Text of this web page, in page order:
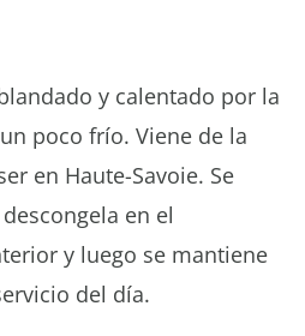
y calentado por la
poco frío. Viene de la
en Haute-Savoie. Se
en el
y luego se mantiene
del día.